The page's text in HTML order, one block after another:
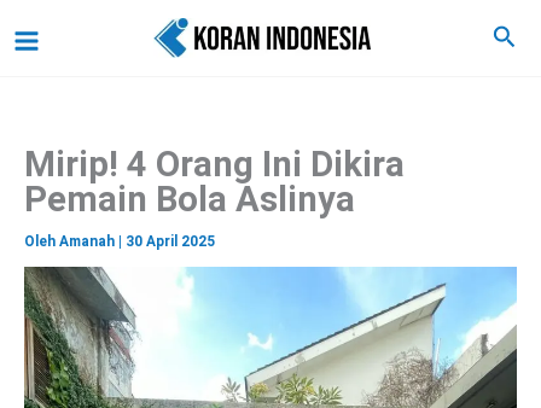
ke
Cari
Mirip! 4 Orang Ini Dikira
Pemain Bola Aslinya
Oleh Amanah 30 April 2025
a